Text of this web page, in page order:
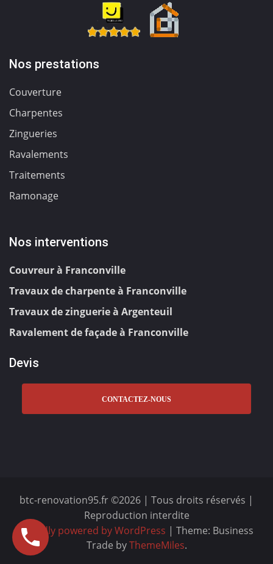
Nos prestations
Couverture
Charpentes
Zingueries
Ravalements
Traitements
Ramonage
Nos interventions
Couvreur à Franconville
Travaux de charpente à Franconville
Travaux de zinguerie à Argenteuil
Ravalement de façade à Franconville
Devis
CONTACTEZ-NOUS
btc-renovation95.fr ©2026 | Tous droits réservés |
Reproduction interdite
Proudly powered by WordPress | Theme: Business
Trade byThemeMiles.